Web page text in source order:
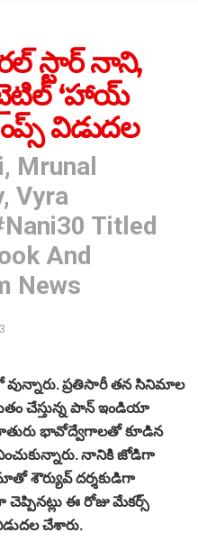
స్టార్ నాని,
‘హాయ్
విడుదల
Mrunal
Vyra
Titled
And
News
ప్రతిసారీ తన సినిమాల
చేస్తున్న పాన్ ఇండియా
భావోద్వేగాలతో కూడిన
నానికి జోడిగా
శౌర్యువ్ దర్శకుడిగా
ఈ రోజు మేకర్స్
చేశారు.